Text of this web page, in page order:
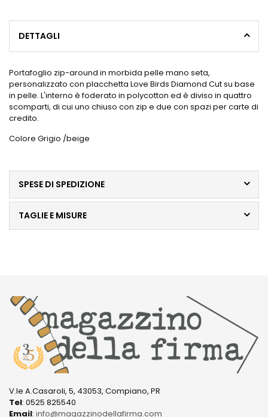
DETTAGLI
Portafoglio zip-around in morbida pelle mano seta,
personalizzato con placchetta Love Birds Diamond Cut su base
in pelle. L'interno è foderato in polycotton ed è diviso in quattro
scomparti, di cui uno chiuso con zip e due con spazi per carte di
credito.
Colore Grigio /beige
SPESE DI SPEDIZIONE
TAGLIE E MISURE
V.le A.Casaroli, 5, 43053, Compiano, PR
Tel: 0525 825540
Email: info@magazzinodellafirma.com